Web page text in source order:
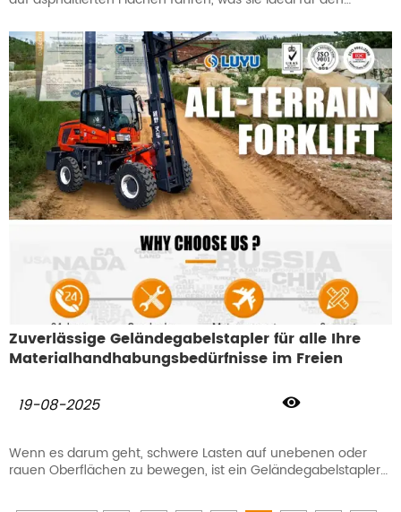
macht, wo minimale Straßenbelastung entscheidend ist.
Zuverlässige Geländegabelstapler für alle Ihre
Materialhandhabungsbedürfnisse im Freien
19-08-2025

Wenn es darum geht, schwere Lasten auf unebenen oder
rauen Oberflächen zu bewegen, ist ein Geländegabelstapler